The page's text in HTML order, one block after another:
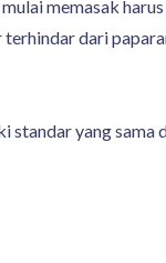
memasak
dari
yang sama